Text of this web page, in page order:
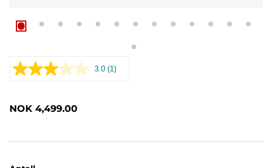
3.0 Les
(1)
NOK 4,499.00